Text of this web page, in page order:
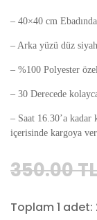
– 40×40 cm
– Arka yüzü düz
– %100 Polyester
– 30 Derecede
– Saat 16.30’a kadar
içerisinde kargoya
350.00TL
Toplam 1 adet: